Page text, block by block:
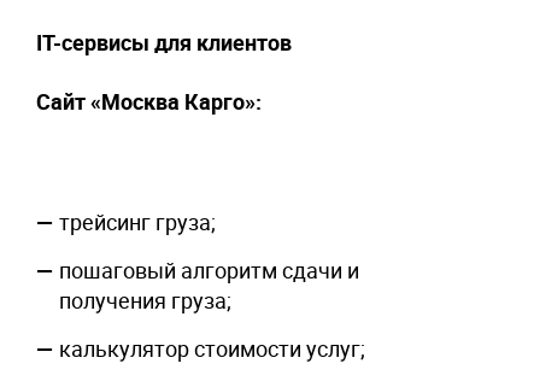
IT-сервисы для клиентов
Сайт «Москва Карго»:
трейсинг груза;
пошаговый алгоритм сдачи и
получения груза;
калькулятор стоимости услуг;